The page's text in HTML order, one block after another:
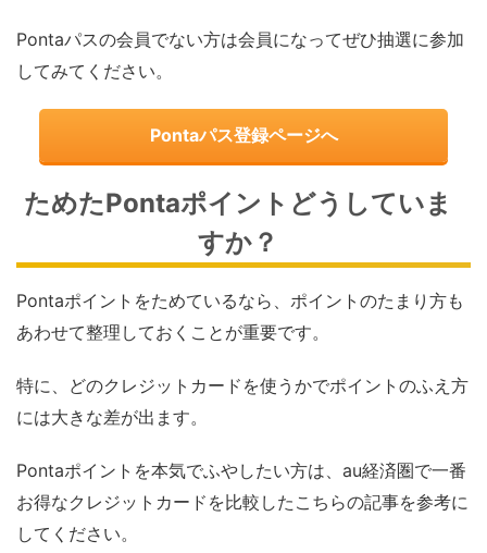
Pontaパスの会員でない方は会員になってぜひ抽選に参加
してみてください。
Pontaパス登録ページへ
ためたPontaポイントどうしていま
すか？
Pontaポイントをためているなら、ポイントのたまり方も
あわせて整理しておくことが重要です。
特に、どのクレジットカードを使うかでポイントのふえ方
には大きな差が出ます。
Pontaポイントを本気でふやしたい方は、au経済圏で一番
お得なクレジットカードを比較したこちらの記事を参考に
してください。